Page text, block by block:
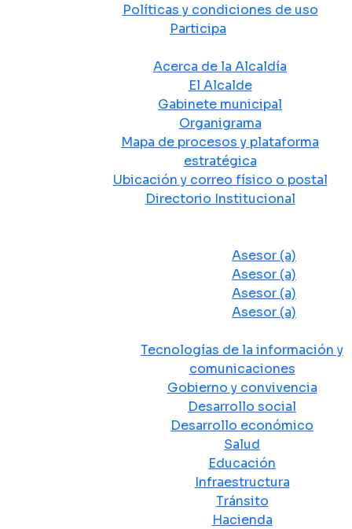
Políticas y condiciones de uso
Participa
Acerca de la Alcaldía
El Alcalde
Gabinete municipal
Organigrama
Mapa de procesos y plataforma
estratégica
Ubicación y correo físico o postal
Directorio Institucional
Asesor (a)
Asesor (a)
Asesor (a)
Asesor (a)
Tecnologías de la información y
comunicaciones
Gobierno y convivencia
Desarrollo social
Desarrollo económico
Salud
Educación
Infraestructura
Tránsito
Hacienda